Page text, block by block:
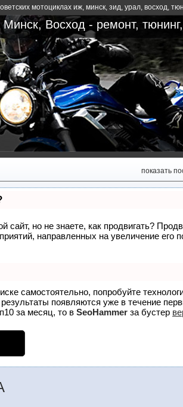
мотоциклах иж, минск, зид, урал, восход,
Восход - ремонт,
показать
сайт, но не знаете, как продвигать?
направленных на увеличение его
самостоятельно, попробуйте
появляются уже в течение
за месяц, то в SeoHammer за бустер